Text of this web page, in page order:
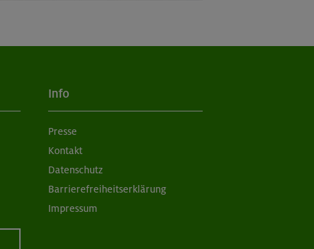
Info
Presse
Kontakt
Datenschutz
Barrierefreiheitserklärung
Impressum